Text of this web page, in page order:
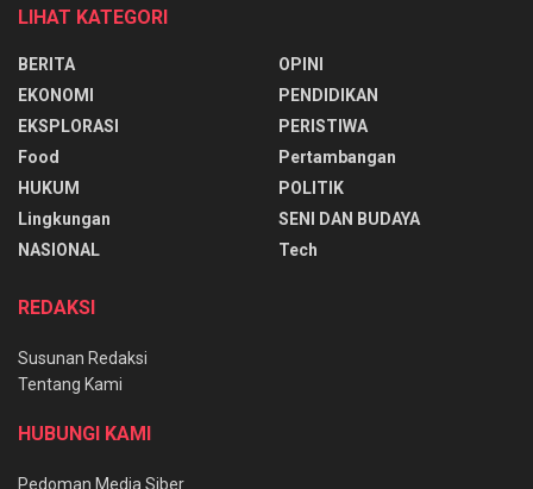
LIHAT KATEGORI
BERITA
EKONOMI
EKSPLORASI
Food
HUKUM
Lingkungan
NASIONAL
OPINI
PENDIDIKAN
PERISTIWA
Pertambangan
POLITIK
SENI DAN BUDAYA
Tech
REDAKSI
Susunan Redaksi
Tentang Kami
HUBUNGI KAMI
Pedoman Media Siber